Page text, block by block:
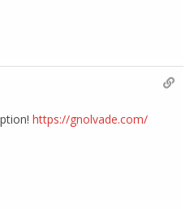
https://gnolvade.com/